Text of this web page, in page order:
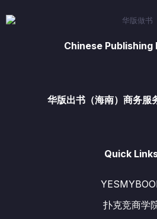
Chinese Publishing
华版出书（海南）商务服
Quick
扑克竞商学